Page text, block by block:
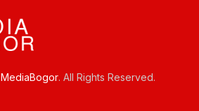
MediaBogor. All Rights Reserved.